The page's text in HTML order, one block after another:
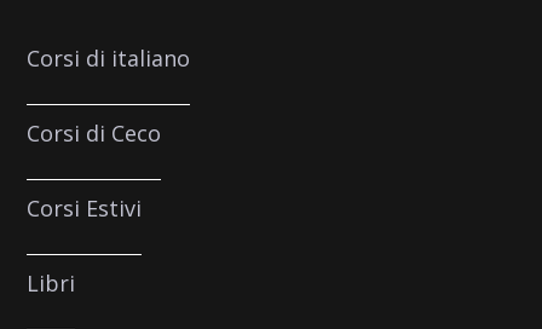
Corsi di italiano
Corsi di Ceco
Corsi Estivi
Libri